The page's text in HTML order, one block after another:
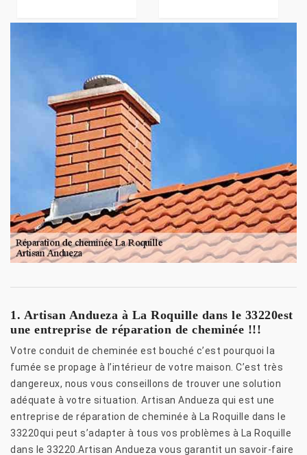
1. Artisan Andueza à La Roquille dans le 33220est
une entreprise de réparation de cheminée !!!
Votre conduit de cheminée est bouché c’est pourquoi la
fumée se propage à l’intérieur de votre maison. C’est très
dangereux, nous vous conseillons de trouver une solution
adéquate à votre situation. Artisan Andueza qui est une
entreprise de réparation de cheminée à La Roquille dans le
33220qui peut s’adapter à tous vos problèmes à La Roquille
dans le 33220.Artisan Andueza vous garantit un savoir-faire